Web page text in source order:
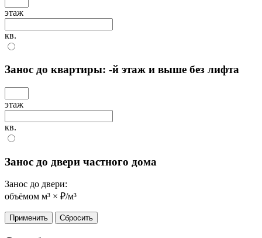
этаж
кв.
Занос до квартиры: -й этаж и выше без лифта
этаж
кв.
Занос до двери частного дома
Занос до двери:
объёмом м³ × ₽/м³
Применить Сбросить